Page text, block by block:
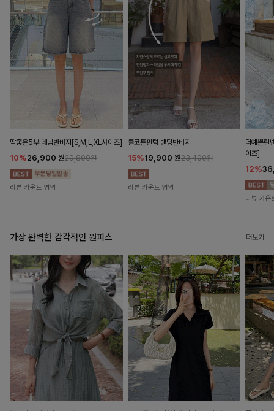
딱좋은5부 데님반바지[S,M,L,XL사이즈]
10%26,900 원29,800원
리뷰 카운트 영역
쿨코튼핀턱 밴딩반바지
15%19,900 원23,400원
리뷰 카운트 영역
더예쁜린
이즈]
12%
리뷰 카운
가장 완벽한 감각적인 원피스 더보기